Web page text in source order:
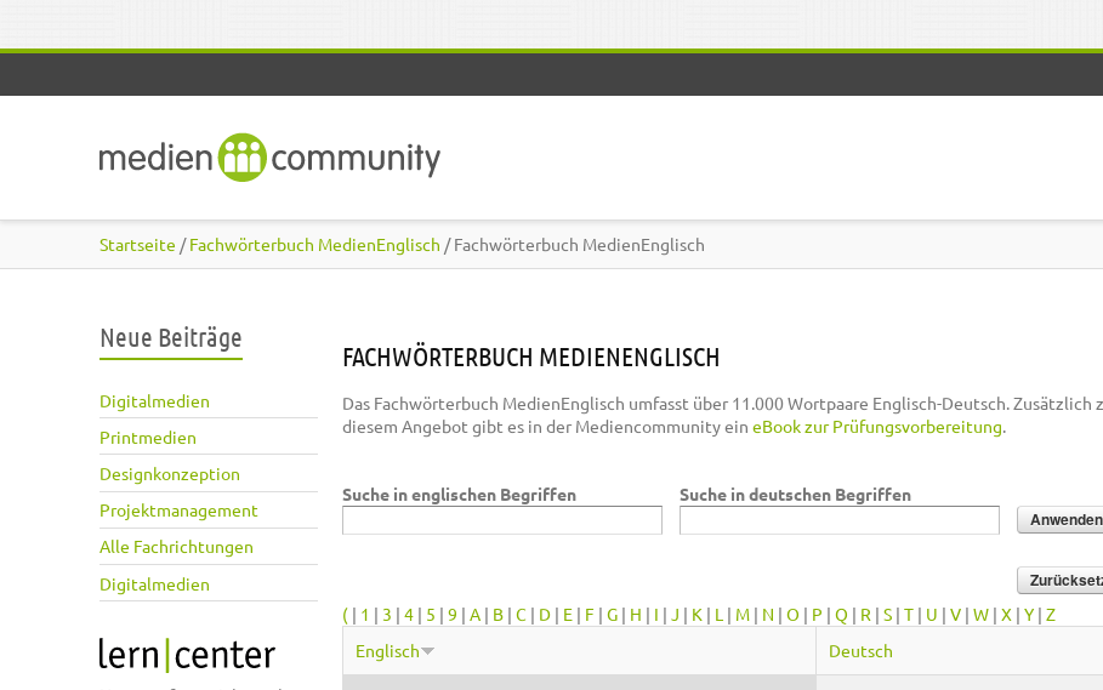
Startseite /Fachwörterbuch MedienEnglisch / Fachwörterbuch MedienEnglisch
Neue Beiträge
Digitalmedien
Printmedien
Designkonzeption
Projektmanagement
Alle Fachrichtungen
Digitalmedien
FACHWÖRTERBUCH MEDIENENGLISCH
Das Fachwörterbuch MedienEnglisch umfasst über 11.000 Wortpaare Englisch-Deutsch. Zusätzlich
diesem Angebot gibt es in der Mediencommunity ein eBook zur Prüfungsvorbereitung.
Suche in englischen Begriffen Suche in deutschen Begriffen
( | 1 | 3 | 4 | 5 | 9 | A | B | C | D | E | F | G | H | I | J | K | L | M | N | O | P | Q | R | S | T | U | V | W | X | Y | Z
Englisch
Deutsch